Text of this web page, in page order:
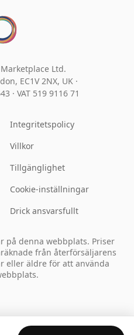
Ltd.
EC1V 2NX, UK ·
· VAT 519 9116 71
Integritetspolicy
Villkor
Tillgänglighet
Cookie-inställningar
Drick ansvarsfullt
på denna webbplats. Priser
från återförsäljarens
eller äldre för att använda